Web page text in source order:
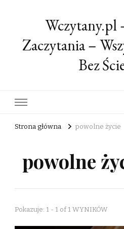
Wczytany.pl
Zaczytania –
Bez
Strona główna powolne życie
powolne
Pokazuje: 1 - 1 of 1 WYNIKÓW